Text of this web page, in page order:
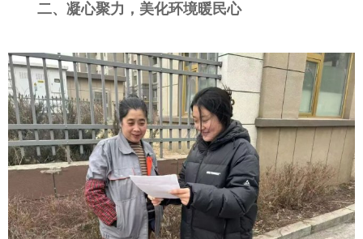
二、凝心聚力，美化环境暖民心